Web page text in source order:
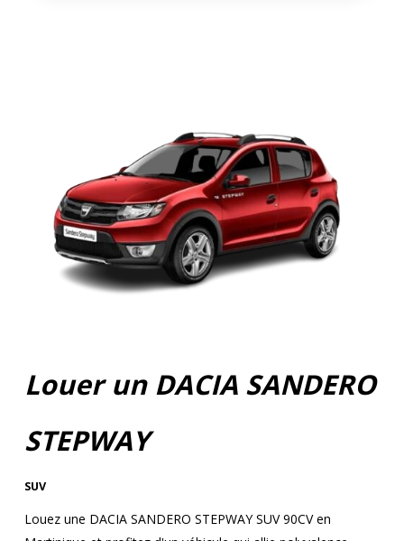
Louer un DACIA SANDERO
STEPWAY
SUV
Louez une DACIA SANDERO STEPWAY SUV 90CV en